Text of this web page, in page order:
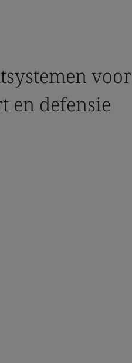
voor
en defensie